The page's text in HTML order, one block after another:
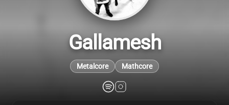
Gallamesh
Metalcore Mathcore